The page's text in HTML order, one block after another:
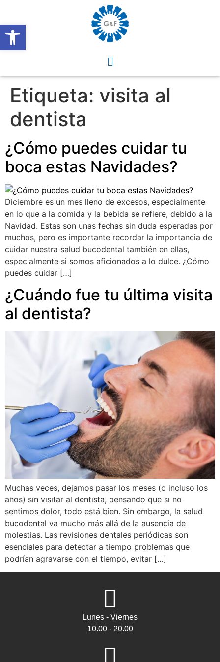
Abrir barra de herramientas
Etiqueta: visita al
dentista
¿Cómo puedes cuidar tu
boca estas Navidades?
Diciembre es un mes lleno de excesos, especialmente
en lo que a la comida y la bebida se refiere, debido a la
Navidad. Estas son unas fechas sin duda esperadas por
muchos, pero es importante recordar la importancia de
cuidar nuestra salud bucodental también en ellas,
especialmente si somos aficionados a lo dulce. ¿Cómo
puedes cuidar […]
¿Cuándo fue tu última visita
al dentista?
Muchas veces, dejamos pasar los meses (o incluso los
años) sin visitar al dentista, pensando que si no
sentimos dolor, todo está bien. Sin embargo, la salud
bucodental va mucho más allá de la ausencia de
molestias. Las revisiones dentales periódicas son
esenciales para detectar a tiempo problemas que
podrían agravarse con el tiempo, evitar […]
Lunes - Viernes
10.00 - 20.00